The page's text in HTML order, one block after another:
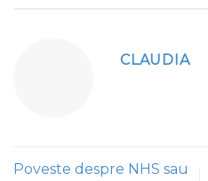
CLAUDIA
Poveste despre NHS sau